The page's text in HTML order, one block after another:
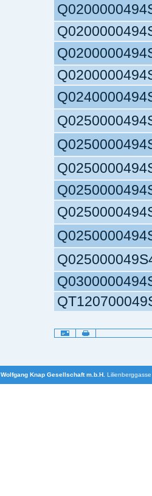
Artikelaktionen
Wolfgang Knap Gesellschaft m.b.H.